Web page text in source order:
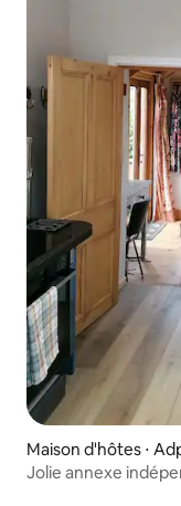
Maison d'hôtes ⋅
Jolie annexe